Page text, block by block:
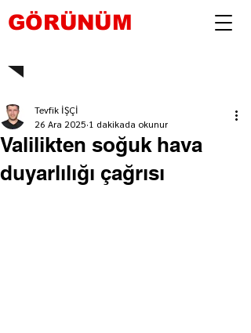
GÖRÜNÜM
Valilikten soğuk hava
duyarlılığı çağrısı
Tevfik İŞÇİ
26 Ara 2025 1 dakikada okunur